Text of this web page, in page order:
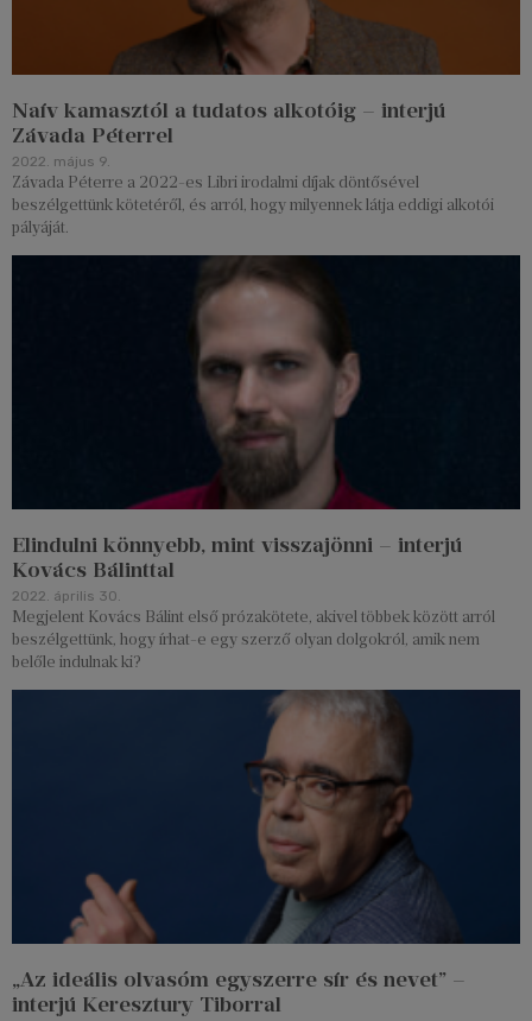
Naív kamasztól a tudatos alkotóig – interjú
Závada Péterrel
2022. május 9.
Závada Péterre a 2022-es Libri irodalmi díjak döntősével
beszélgettünk kötetéről, és arról, hogy milyennek látja eddigi alkotói
pályáját.
Elindulni könnyebb, mint visszajönni – interjú
Kovács Bálinttal
2022. április 30.
Megjelent Kovács Bálint első prózakötete, akivel többek között arról
beszélgettünk, hogy írhat-e egy szerző olyan dolgokról, amik nem
belőle indulnak ki?
„Az ideális olvasóm egyszerre sír és nevet” –
interjú Keresztury Tiborral